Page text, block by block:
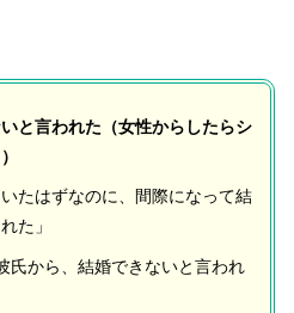
と言われた（女性からしたらシ
たはずなのに、間際になって結
た」
氏から、結婚できないと言われ